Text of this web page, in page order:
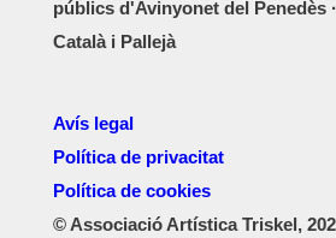
públics d'Avinyonet del Penedès
Català i Pallejà
Avís legal
Política de privacitat
Política de cookies
© Associació Artística Triskel,